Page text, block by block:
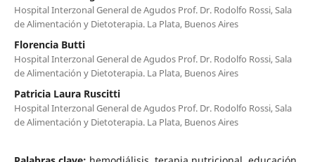
Hospital Interzonal General de Agudos Prof. Dr. Rodolfo Rossi, Sala
de Alimentación y Dietoterapia. La Plata, Buenos Aires
Florencia Butti
Hospital Interzonal General de Agudos Prof. Dr. Rodolfo Rossi, Sala
de Alimentación y Dietoterapia. La Plata, Buenos Aires
Patricia Laura Ruscitti
Hospital Interzonal General de Agudos Prof. Dr. Rodolfo Rossi, Sala
de Alimentación y Dietoterapia. La Plata, Buenos Aires